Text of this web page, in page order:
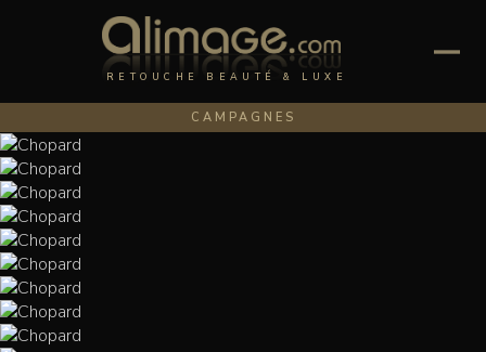
RETOUCHE BEAUTÉ & LUXE
CAMPAGNES